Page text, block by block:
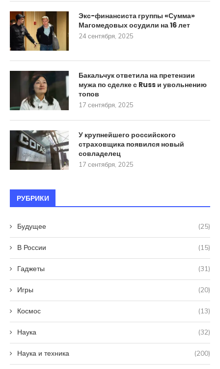
Экс-финансиста группы «Сумма»
Магомедовых осудили на 16 лет
24 сентября, 2025
Бакальчук ответила на претензии
мужа по сделке с Russ и увольнению
топов
17 сентября, 2025
У крупнейшего российского
страховщика появился новый
совладелец
17 сентября, 2025
РУБРИКИ
Будущее (25)
В России (15)
Гаджеты (31)
Игры (20)
Космос (13)
Наука (32)
Наука и техника (200)